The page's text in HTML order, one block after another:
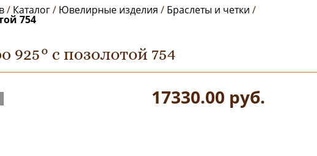
/ Каталог/ Ювелирные изделия / Браслеты и четки /
754
925° с позолотой 754
17330.00 руб.